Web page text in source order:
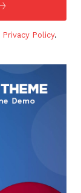
Privacy Policy.